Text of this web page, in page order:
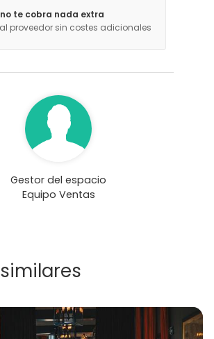
te cobra nada extra
proveedor sin costes adicionales
Gestor del espacio
Equipo Ventas